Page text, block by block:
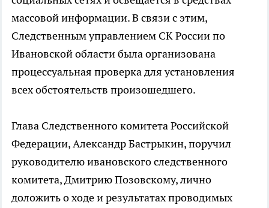
массовой информации. В связи с этим,
Следственным управлением СК России по
Ивановской области была организована
процессуальная проверка для установления
всех обстоятельств произошедшего.
Глава Следственного комитета Российской
Федерации, Александр Бастрыкин, поручил
руководителю ивановского следственного
комитета, Дмитрию Позовскому, лично
доложить о ходе и результатах проводимых